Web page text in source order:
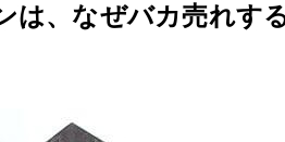
は、なぜバカ売れす